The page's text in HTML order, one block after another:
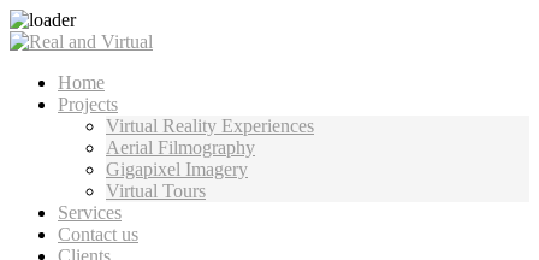
Home
Projects
Virtual Reality Experiences
Aerial Filmography
Gigapixel Imagery
Virtual Tours
Services
Contact us
Clients